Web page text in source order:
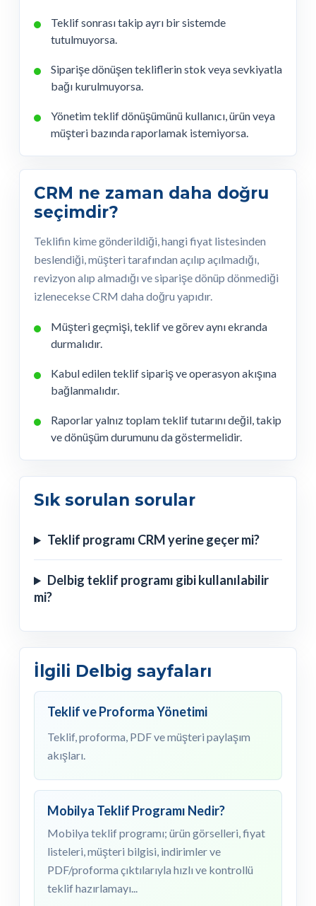
Teklif sonrası takip ayrı bir sistemde
tutulmuyorsa.
Siparişe dönüşen tekliflerin stok veya sevkiyatla
bağı kurulmuyorsa.
Yönetim teklif dönüşümünü kullanıcı, ürün veya
müşteri bazında raporlamak istemiyorsa.
CRM ne zaman daha doğru
seçimdir?
Teklifin kime gönderildiği, hangi fiyat listesinden
beslendiği, müşteri tarafından açılıp açılmadığı,
revizyon alıp almadığı ve siparişe dönüp dönmediği
izlenecekse CRM daha doğru yapıdır.
Müşteri geçmişi, teklif ve görev aynı ekranda
durmalıdır.
Kabul edilen teklif sipariş ve operasyon akışına
bağlanmalıdır.
Raporlar yalnız toplam teklif tutarını değil, takip
ve dönüşüm durumunu da göstermelidir.
Sık sorulan sorular
Teklif programı CRM yerine geçer mi?
Delbig teklif programı gibi kullanılabilir
mi?
İlgili Delbig sayfaları
Teklif ve Proforma Yönetimi
Teklif, proforma, PDF ve müşteri paylaşım
akışları.
Mobilya Teklif Programı Nedir?
Mobilya teklif programı; ürün görselleri, fiyat
listeleri, müşteri bilgisi, indirimler ve
PDF/proforma çıktılarıyla hızlı ve kontrollü
teklif hazırlamayı...